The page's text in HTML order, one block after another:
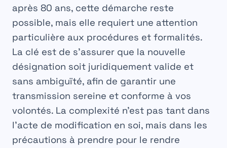
après 80 ans, cette démarche reste
possible, mais elle requiert une attention
particulière aux procédures et formalités.
La clé est de s’assurer que la nouvelle
désignation soit juridiquement valide et
sans ambiguïté, afin de garantir une
transmission sereine et conforme à vos
volontés. La complexité n’est pas tant dans
l’acte de modification en soi, mais dans les
précautions à prendre pour le rendre